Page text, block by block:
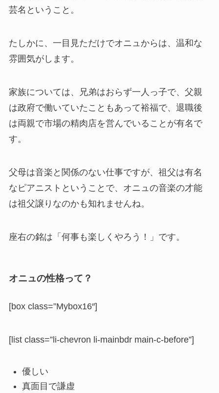
芸名ということ。
たしかに、一目見ただけでオニュからは、温和な
雰囲気がします。
家族については、兄弟はおらず一人っ子で、父親
は政府で働いていたこともあって裕福で、退職後
は両親で市場の精肉店を営んでいることが有名で
す。
父母は音楽と関係のない仕事ですが、祖父は有名
なピアニストということで、オニュの音楽の才能
は祖父譲りなのかも知れませんね。
座右の銘は「何事も楽しくやろう！」です。
オニュの性格って？
[box class=”Mybox16″]
[list class=”li-chevron li-mainbdr main-c-before”]
優しい
真面目で謙虚